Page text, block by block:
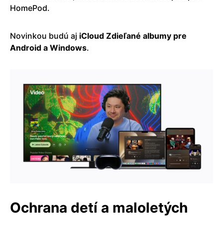
HomePod.
Novinkou budú aj iCloud Zdieľané albumy pre
Android a Windows.
Ochrana detí a maloletých